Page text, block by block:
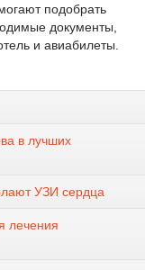
подобрать
документы,
и авиабилеты.
в лучших
УЗИ сердца
лечения